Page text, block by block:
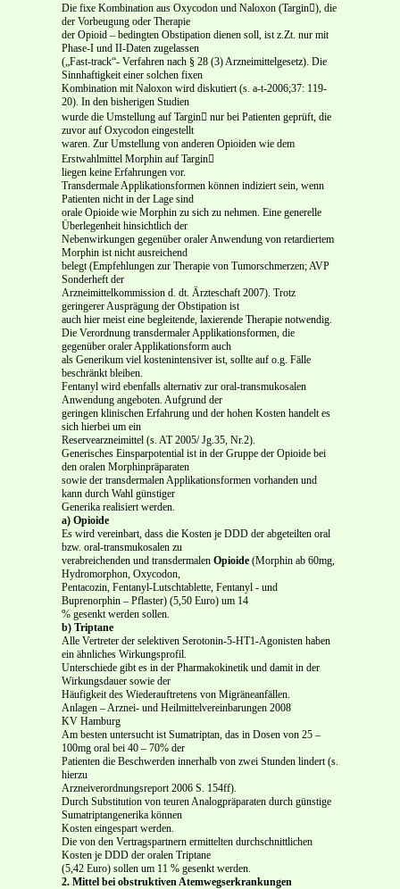
Die fixe Kombination aus Oxycodon und Naloxon (Targin), die
der Vorbeugung oder Therapie
der Opioid – bedingten Obstipation dienen soll, ist z.Zt. nur mit
Phase-I und II-Daten zugelassen
(„Fast-track“- Verfahren nach § 28 (3) Arzneimittelgesetz). Die
Sinnhaftigkeit einer solchen fixen
Kombination mit Naloxon wird diskutiert (s. a-t-2006;37: 119-
20). In den bisherigen Studien
wurde die Umstellung auf Targin nur bei Patienten geprüft, die
zuvor auf Oxycodon eingestellt
waren. Zur Umstellung von anderen Opioiden wie dem
Erstwahlmittel Morphin auf Targin
liegen keine Erfahrungen vor.
Transdermale Applikationsformen können indiziert sein, wenn
Patienten nicht in der Lage sind
orale Opioide wie Morphin zu sich zu nehmen. Eine generelle
Überlegenheit hinsichtlich der
Nebenwirkungen gegenüber oraler Anwendung von retardiertem
Morphin ist nicht ausreichend
belegt (Empfehlungen zur Therapie von Tumorschmerzen; AVP
Sonderheft der
Arzneimittelkommission d. dt. Ärzteschaft 2007). Trotz
geringerer Ausprägung der Obstipation ist
auch hier meist eine begleitende, laxierende Therapie notwendig.
Die Verordnung transdermaler Applikationsformen, die
gegenüber oraler Applikationsform auch
als Generikum viel kostenintensiver ist, sollte auf o.g. Fälle
beschränkt bleiben.
Fentanyl wird ebenfalls alternativ zur oral-transmukosalen
Anwendung angeboten. Aufgrund der
geringen klinischen Erfahrung und der hohen Kosten handelt es
sich hierbei um ein
Reservearzneimittel (s. AT 2005/ Jg.35, Nr.2).
Generisches Einsparpotential ist in der Gruppe der Opioide bei
den oralen Morphinpräparaten
sowie der transdermalen Applikationsformen vorhanden und
kann durch Wahl günstiger
Generika realisiert werden.
a) Opioide
Es wird vereinbart, dass die Kosten je DDD der abgeteilten oral
bzw. oral-transmukosalen zu
verabreichenden und transdermalen Opioide (Morphin ab 60mg,
Hydromorphon, Oxycodon,
Pentacozin, Fentanyl-Lutschtablette, Fentanyl - und
Buprenorphin – Pflaster) (5,50 Euro) um 14
% gesenkt werden sollen.
b) Triptane
Alle Vertreter der selektiven Serotonin-5-HT1-Agonisten haben
ein ähnliches Wirkungsprofil.
Unterschiede gibt es in der Pharmakokinetik und damit in der
Wirkungsdauer sowie der
Häufigkeit des Wiederauftretens von Migräneanfällen.
Anlagen – Arznei- und Heilmittelvereinbarungen 2008
KV Hamburg
Am besten untersucht ist Sumatriptan, das in Dosen von 25 –
100mg oral bei 40 – 70% der
Patienten die Beschwerden innerhalb von zwei Stunden lindert (s.
hierzu
Arzneiverordnungsreport 2006 S. 154ff).
Durch Substitution von teuren Analogpräparaten durch günstige
Sumatriptangenerika können
Kosten eingespart werden.
Die von den Vertragspartnern ermittelten durchschnittlichen
Kosten je DDD der oralen Triptane
(5,42 Euro) sollen um 11 % gesenkt werden.
2. Mittel bei obstruktiven Atemwegserkrankungen